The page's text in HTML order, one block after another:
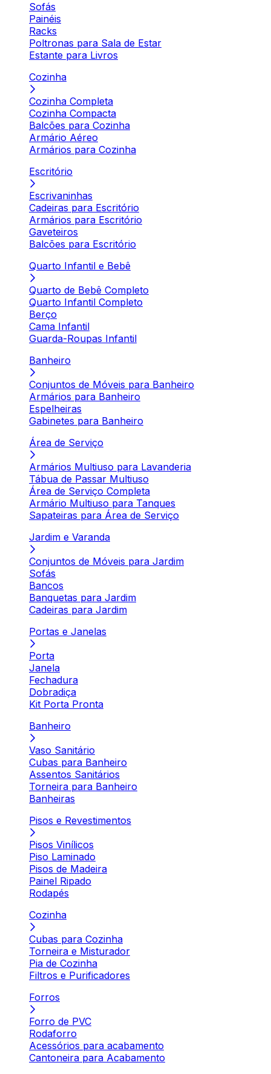
Sofás
Painéis
Racks
Poltronas para Sala de Estar
Estante para Livros
Cozinha
Cozinha Completa
Cozinha Compacta
Balcões para Cozinha
Armário Aéreo
Armários para Cozinha
Escritório
Escrivaninhas
Cadeiras para Escritório
Armários para Escritório
Gaveteiros
Balcões para Escritório
Quarto Infantil e Bebê
Quarto de Bebê Completo
Quarto Infantil Completo
Berço
Cama Infantil
Guarda-Roupas Infantil
Banheiro
Conjuntos de Móveis para Banheiro
Armários para Banheiro
Espelheiras
Gabinetes para Banheiro
Área de Serviço
Armários Multiuso para Lavanderia
Tábua de Passar Multiuso
Área de Serviço Completa
Armário Multiuso para Tanques
Sapateiras para Área de Serviço
Jardim e Varanda
Conjuntos de Móveis para Jardim
Sofás
Bancos
Banquetas para Jardim
Cadeiras para Jardim
Portas e Janelas
Porta
Janela
Fechadura
Dobradiça
Kit Porta Pronta
Banheiro
Vaso Sanitário
Cubas para Banheiro
Assentos Sanitários
Torneira para Banheiro
Banheiras
Pisos e Revestimentos
Pisos Vinílicos
Piso Laminado
Pisos de Madeira
Painel Ripado
Rodapés
Cozinha
Cubas para Cozinha
Torneira e Misturador
Pia de Cozinha
Filtros e Purificadores
Forros
Forro de PVC
Rodaforro
Acessórios para acabamento
Cantoneira para Acabamento